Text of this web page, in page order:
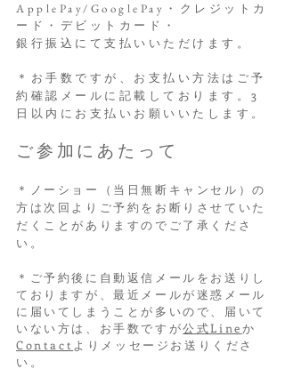
ApplePay/GooglePay・クレジットカ
ード・デビットカード・
銀行振込にて支払いいただけます。
＊お手数ですが、お支払い方法はご予
約確認メールに記載しております。3
日以内に お支払いお願いいたします。
ご参加にあたって
＊ノーショー（当日無断キャンセル）の
方は次回よりご予約をお断りさせていた
だくことがありますのでご了承くださ
い。
＊ご予約後に自動返信メールをお送りし
ておりますが、最近メールが迷惑メール
に届いてしまうことが多いので、届いて
いない方は、お手数ですが公式Lineか
Contact よりメッセージお送りくださ
い。